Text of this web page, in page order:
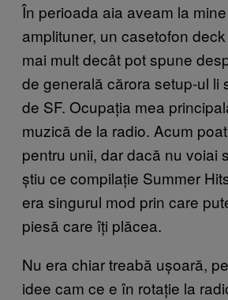
În perioada aia aveam la
amplituner, un casetofon
mai mult decât pot spune
de generală cărora setup-ul li
de SF. Ocupația mea
muzică de la radio. Acum
pentru unii, dar dacă nu voiai
știu ce compilație Summer
era singurul mod prin care
piesă care îți plăcea.
Nu era chiar treabă ușoară,
idee cam ce e în rotație la